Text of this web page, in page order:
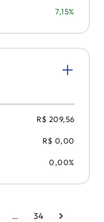
7,15%
R$ 209,56
R$ 0,00
0,00%
… 34